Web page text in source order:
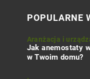
POPULARNE
Aranżacja i
Jak anemostaty
w Twoim domu?